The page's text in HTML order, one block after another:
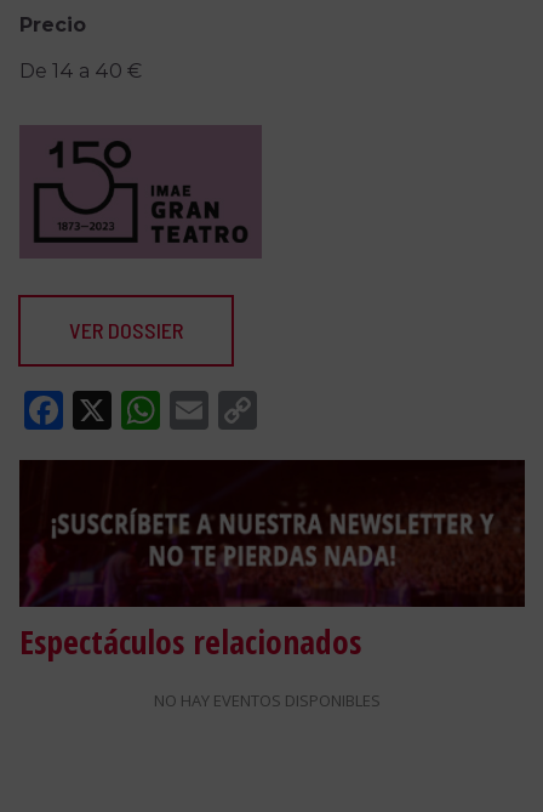
Precio
De 14 a 40 €
VER DOSSIER
Facebook
X WhatsApp
Email
Copy
Link
Espectáculos relacionados
NO HAY EVENTOS DISPONIBLES